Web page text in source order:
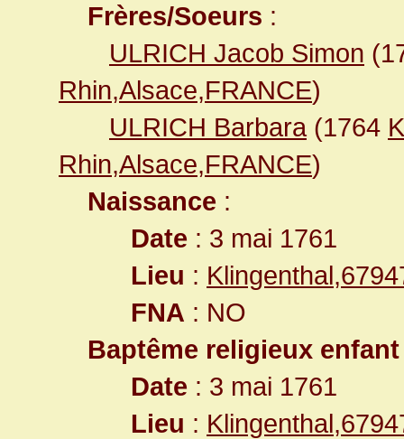
Frères/Soeurs :
ULRICH Jacob Simon
Rhin,Alsace,FRANCE)
ULRICH Barbara(1764
Rhin,Alsace,FRANCE)
Naissance :
Date : 3 mai 1761
Lieu :
FNA : NO
Baptême religieux enfant
Date : 3 mai 1761
Lieu :